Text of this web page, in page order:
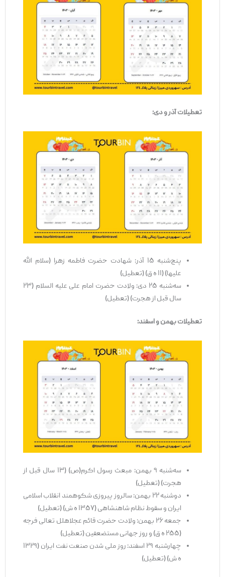
تعطیلات آذر و دی:
پنج‌شنبه ۱۵ آذر: شهادت حضرت فاطمه زهرا (سلام الله
علیها) (۱۱ ه ق) (تعطیل)
سه‌شنبه ۲۵ دی: ولادت حضرت امام علی علیه السلام (۲۳
سال قبل از هجرت) (تعطیل)
تعطیلات بهمن و اسفند:
سه‌شنبه ۹ بهمن: مبعث رسول اکرم(ص) (۱۳ سال قبل از
هجرت) (تعطیل)
دوشنبه ۲۲ بهمن: سالروز پیروزی شکوهمند انقلاب اسلامی
ایران و سقوط نظام شاهنشاهی (۱۳۵۷ ه ش) (تعطیل)
جمعه ۲۶ بهمن: ولادت حضرت قائم عجلاهلل تعالی فرجه
چهارشنبه ۲۹ اسفند: روز ملی شدن صنعت نفت ایران (۱۳۲۹
ه ش) (تعطیل)